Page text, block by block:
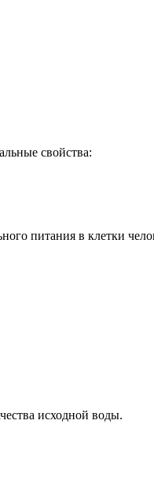
свойства:
питания в клетки
исходной воды.